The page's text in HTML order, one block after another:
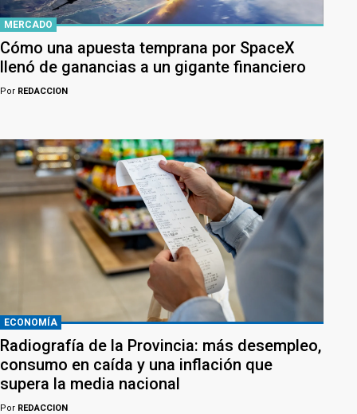
MERCADO
Cómo una apuesta temprana por SpaceX
llenó de ganancias a un gigante financiero
Por REDACCION
ECONOMÍA
Radiografía de la Provincia: más desempleo,
consumo en caída y una inflación que
supera la media nacional
Por REDACCION